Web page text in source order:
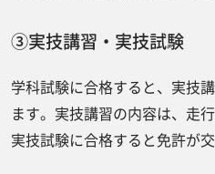
③実技講習・実技試験
学科試験に合格すると、実技
ます。実技講習の内容は、走
実技試験に合格すると免許が交